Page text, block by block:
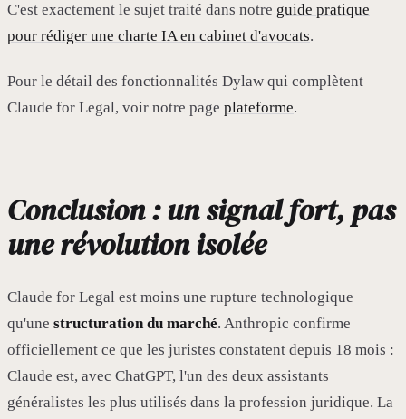
C'est exactement le sujet traité dans notre guide pratique
pour rédiger une charte IA en cabinet d'avocats.
Pour le détail des fonctionnalités Dylaw qui complètent
Claude for Legal, voir notre page plateforme.
Conclusion : un signal fort, pas
une révolution isolée
Claude for Legal est moins une rupture technologique
qu'une structuration du marché. Anthropic confirme
officiellement ce que les juristes constatent depuis 18 mois :
Claude est, avec ChatGPT, l'un des deux assistants
généralistes les plus utilisés dans la profession juridique. La